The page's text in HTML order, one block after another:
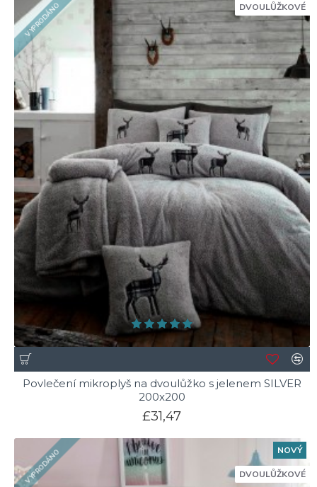
DVOULŮŽKOVÉ
VYPRODÁNO
Povlečení mikroplyš na dvoulůžko s jelenem SILVER
200x200
£31,47
NOVÝ
DVOULŮŽKOVÉ
VYPRODÁNO